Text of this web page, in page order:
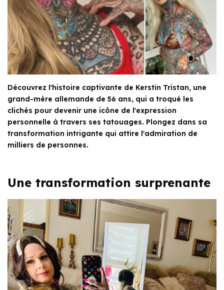
Découvrez l'histoire captivante de Kerstin Tristan, une
grand-mère allemande de 56 ans, qui a troqué les
clichés pour devenir une icône de l'expression
personnelle à travers ses tatouages. Plongez dans sa
transformation intrigante qui attire l'admiration de
milliers de personnes.
Une transformation surprenante